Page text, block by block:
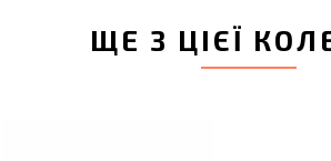
ЩЕ З ЦІЄЇ